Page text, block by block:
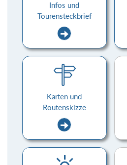
Infos und
Tourensteckbrief
Karten und
Routenskizze